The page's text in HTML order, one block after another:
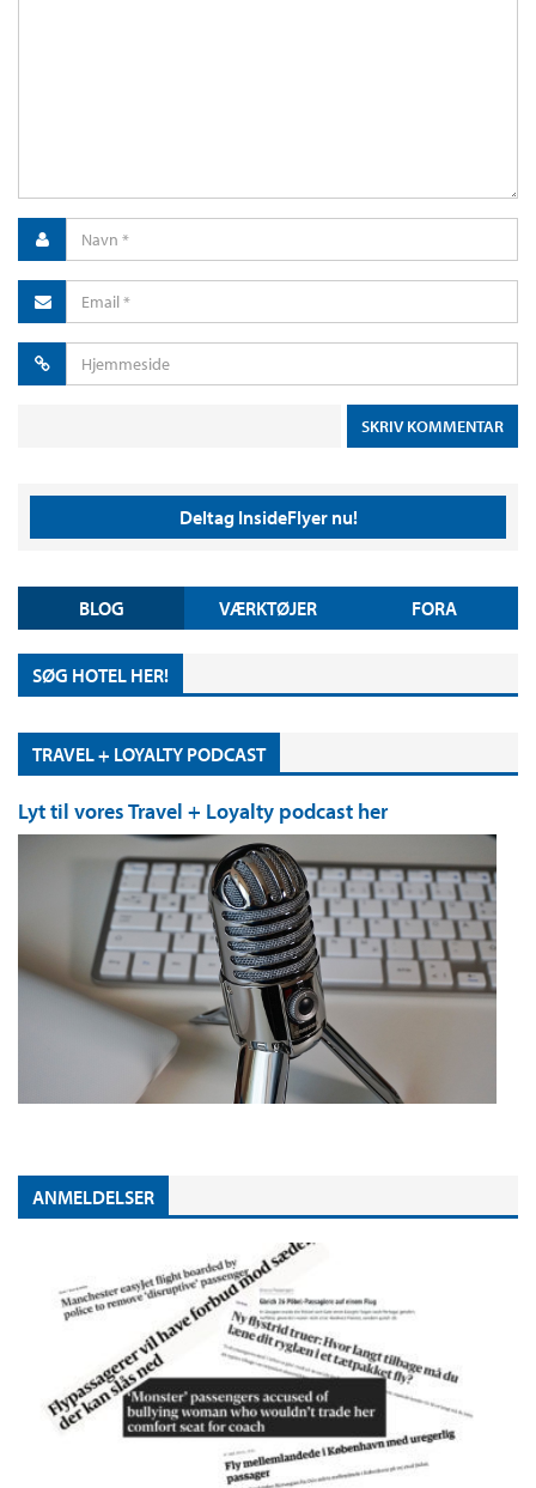
Deltag InsideFlyer nu!
BLOG VÆRKTØJER FORA
SØG HOTEL HER!
TRAVEL + LOYALTY PODCAST
Lyt til vores Travel + Loyalty podcast her
ANMELDELSER